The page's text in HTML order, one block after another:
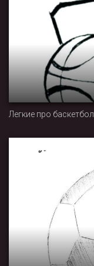
Легкие про баскетбол